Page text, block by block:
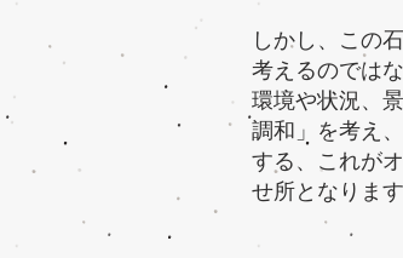
しかし、この
考えるのでは
環境や状況、
調和」を考え
する​、これが
せ所となりま